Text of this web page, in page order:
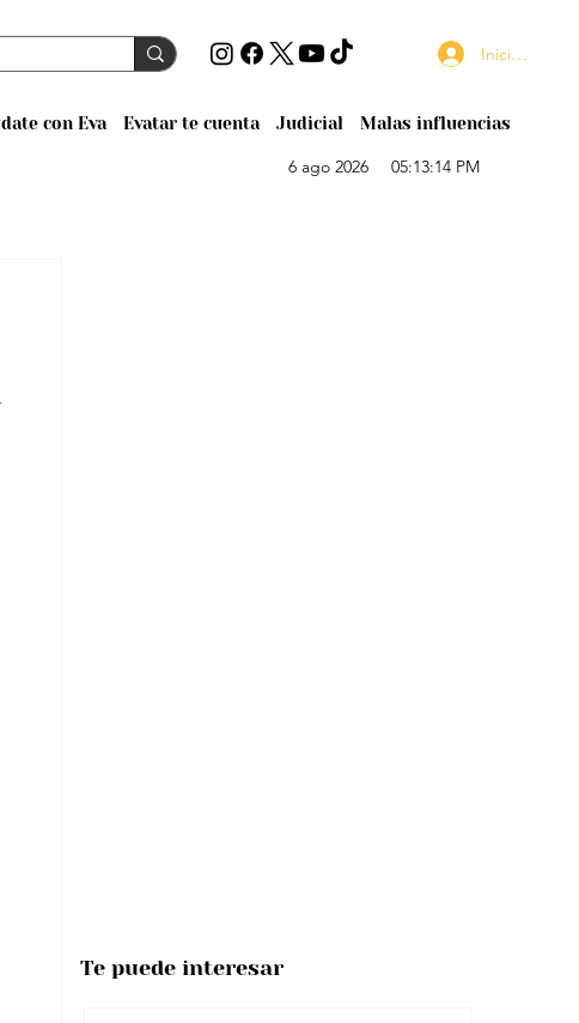
con Eva Evatar te cuenta Judicial Malas influencias
Iniciar sesión
6 ago 2026 05:13:14 PM
Te puede interesar